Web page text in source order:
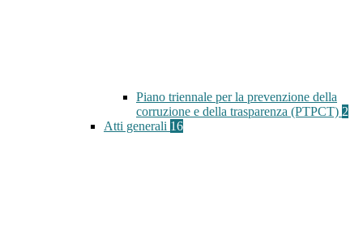
Piano triennale per la prevenzione della
corruzione e della trasparenza (PTPCT) 2
Atti generali 16